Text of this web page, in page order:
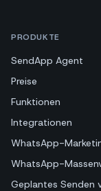
PRODUKTE
SendApp Agent
Preise
Funktionen
Integrationen
WhatsApp-
WhatsApp-
Geplantes Senden